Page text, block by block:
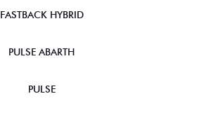
FASTBACK HYBRID
PULSE ABARTH
PULSE